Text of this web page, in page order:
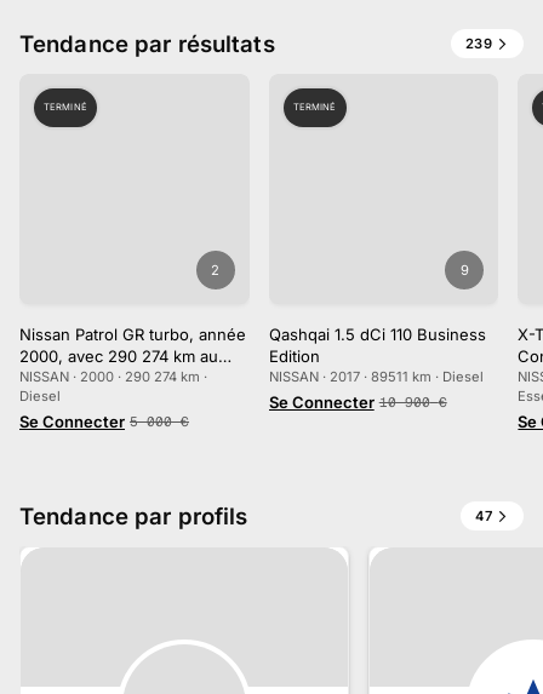
Tendance par résultats 239
2
TERMINÉ
Nissan Patrol GR turbo, année
2000, avec 290 274 km au
compteur
NISSAN · 2000 · 290 274 km ·
Diesel
Se Connecter 5 000 €
9
TERMINÉ
Qashqai 1.5 dCi 110 Business
Edition
NISSAN · 2017 · 89511 km · Diesel
Se Connecter 10 900 €
X-
Se
Tendance par profils 47